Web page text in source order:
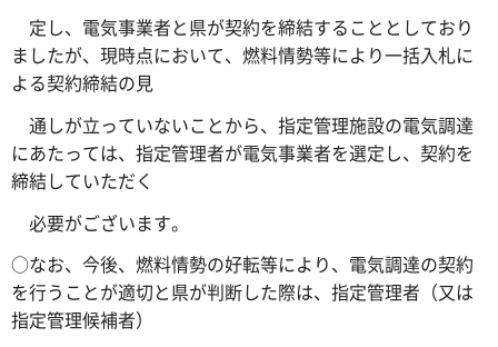
定し、電気事業者と県が契約を締結することとしており
ましたが、現時点において、燃料情勢等により一括入札に
よる契約締結の見
通しが立っていないことから、指定管理施設の電気調達
にあたっては、指定管理者が電気事業者を選定し、契約を
締結していただく
必要がございます。
○なお、今後、燃料情勢の好転等により、電気調達の契約
を行うことが適切と県が判断した際は、指定管理者（又は
指定管理候補者）